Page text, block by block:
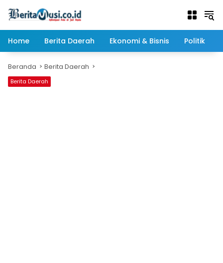
Home
Berita Daerah Ekonomi & Bisnis Politik
Beranda Berita Daerah
Berita Daerah